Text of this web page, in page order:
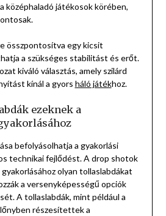
középhaladó játékosok körében,
összpontosítva egy kicsit
a szükséges stabilitást és erőt.
kiváló választás, amely szilárd
kínál a gyors háló játékhoz.
ezeknek a
befolyásolhatja a gyakorlási
technikai fejlődést. A drop shotok
olyan tollaslabdákat
a versenyképességű opciók
A tollaslabdák, mint például a
részesítettek a